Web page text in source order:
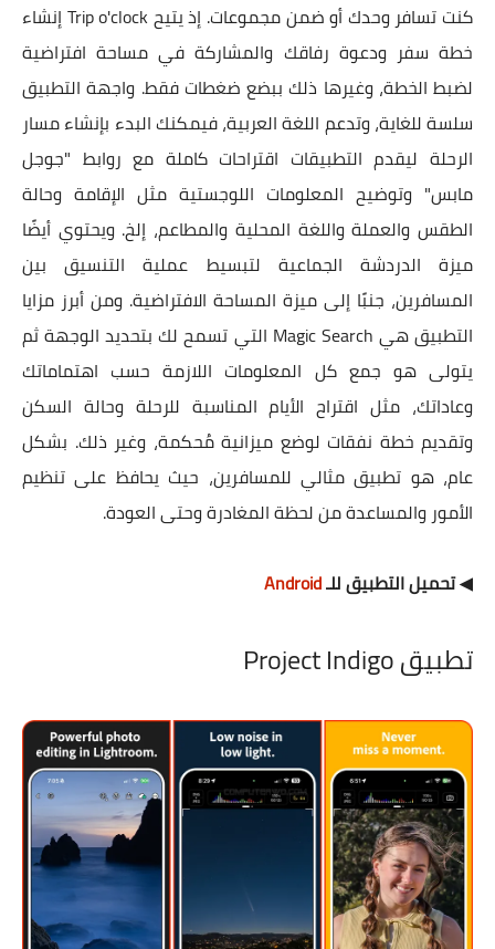
كنت تسافر وحدك أو ضمن مجموعات. إذ يتيح Trip o'clock إنشاء
خطة سفر ودعوة رفاقك والمشاركة في مساحة افتراضية
لضبط الخطة، وغيرها ذلك ببضع ضغطات فقط. واجهة التطبيق
سلسة للغاية، وتدعم اللغة العربية، فيمكنك البدء بإنشاء مسار
الرحلة ليقدم التطبيقات اقتراحات كاملة مع روابط "جوجل
مابس" وتوضيح المعلومات اللوجستية مثل الإقامة وحالة
الطقس والعملة واللغة المحلية والمطاعم، إلخ. ويحتوي أيضًا
ميزة الدردشة الجماعية لتبسيط عملية التنسيق بين
المسافرين، جنبًا إلى ميزة المساحة الافتراضية. ومن أبرز مزايا
التطبيق هي Magic Search التي تسمح لك بتحديد الوجهة ثم
يتولى هو جمع كل المعلومات اللازمة حسب اهتماماتك
وعاداتك، مثل اقتراح الأيام المناسبة للرحلة وحالة السكن
وتقديم خطة نفقات لوضع ميزانية مُحكمة، وغير ذلك. بشكل
عام، هو تطبيق مثالي للمسافرين، حيث يحافظ على تنظيم
الأمور والمساعدة من لحظة المغادرة وحتى العودة.
◀ تحميل التطبيق للـAndroid
تطبيق Project Indigo